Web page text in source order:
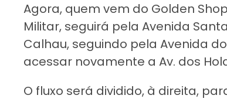
Agora, quem vem do Golden
Militar, seguirá pela Avenida
Calhau, seguindo pela Avenida
acessar novamente a Av. dos
O fluxo será dividido, à direita,